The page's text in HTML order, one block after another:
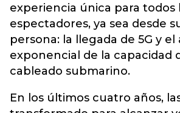
experiencia única para todos
espectadores, ya sea desde
persona: la llegada de 5G y
exponencial de la capacidad
cableado submarino.
En los últimos cuatro años,